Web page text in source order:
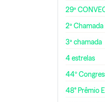
29ª
2ª
3ª chamada
4 estrelas
44º
48° Prêmio